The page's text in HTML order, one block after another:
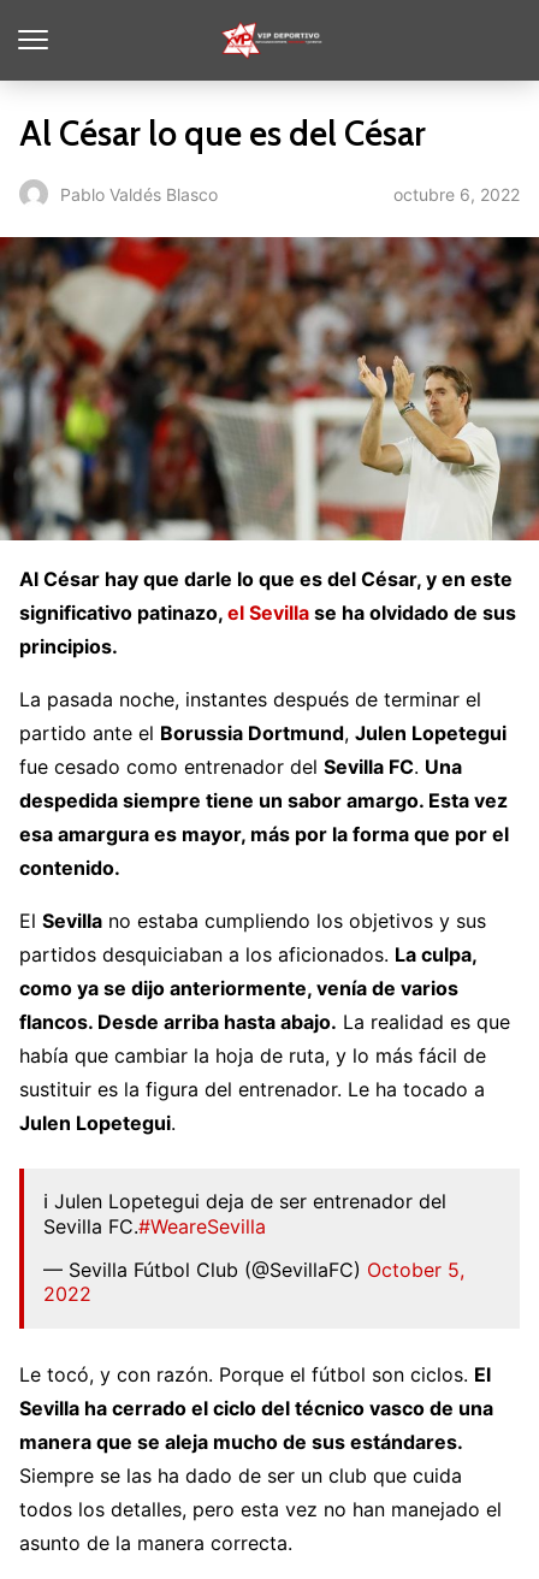
Al César lo que es del César
Pablo Valdés Blasco octubre 6, 2022
Al César hay que darle lo que es del César, y en este
significativo patinazo, el Sevilla se ha olvidado de sus
principios.
La pasada noche, instantes después de terminar el
partido ante el Borussia Dortmund, Julen Lopetegui
fue cesado como entrenador del Sevilla FC. Una
despedida siempre tiene un sabor amargo. Esta vez
esa amargura es mayor, más por la forma que por el
contenido.
El Sevilla no estaba cumpliendo los objetivos y sus
partidos desquiciaban a los aficionados. La culpa,
como ya se dijo anteriormente, venía de varios
flancos. Desde arriba hasta abajo. La realidad es que
había que cambiar la hoja de ruta, y lo más fácil de
sustituir es la figura del entrenador. Le ha tocado a
Julen Lopetegui.
ℹ️ Julen Lopetegui deja de ser entrenador del
Sevilla FC.#WeareSevilla
— Sevilla Fútbol Club (@SevillaFC) October 5,
2022
Le tocó, y con razón. Porque el fútbol son ciclos. El
Sevilla ha cerrado el ciclo del técnico vasco de una
manera que se aleja mucho de sus estándares.
Siempre se las ha dado de ser un club que cuida
todos los detalles, pero esta vez no han manejado el
asunto de la manera correcta.